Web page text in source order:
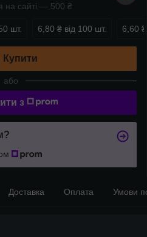
на сайті — 500 ₴
шт. 6,80 ₴ від 100 шт. 6,60 ₴
Купити
або
з
Доставка Оплата Умови